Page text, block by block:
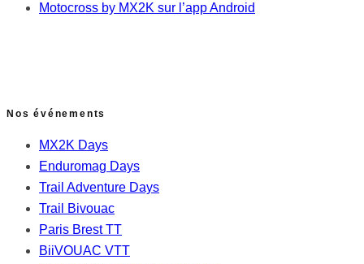
Motocross by MX2K sur l’app Android
Nos événements
MX2K Days
Enduromag Days
Trail Adventure Days
Trail Bivouac
Paris Brest TT
BiiVOUAC VTT